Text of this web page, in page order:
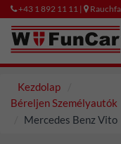
+43 1 892 11 11 |
Kezdolap
Béreljen Személyautók
Mercedes Benz Vito